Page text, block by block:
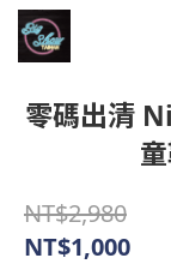
零碼出清
NT$2,980
NT$1,000